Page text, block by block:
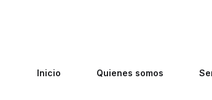
Inicio Quienes somos